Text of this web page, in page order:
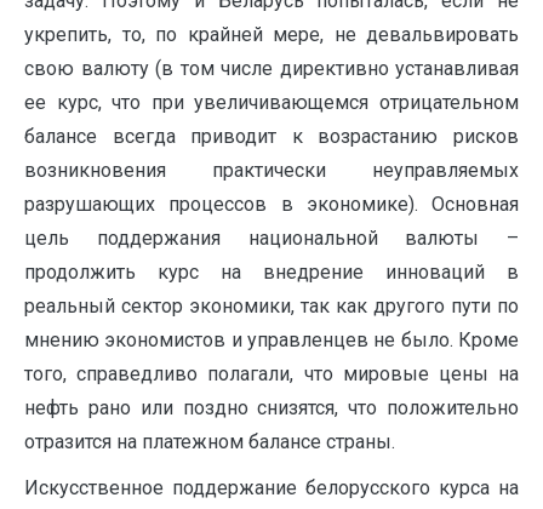
укрепить, то, по крайней мере, не девальвировать
свою валюту (в том числе директивно устанавливая
ее курс, что при увеличивающемся отрицательном
балансе всегда приводит к возрастанию рисков
возникновения практически неуправляемых
разрушающих процессов в экономике). Основная
цель поддержания национальной валюты –
продолжить курс на внедрение инноваций в
реальный сектор экономики, так как другого пути по
мнению экономистов и управленцев не было. Кроме
того, справедливо полагали, что мировые цены на
нефть рано или поздно снизятся, что положительно
отразится на платежном балансе страны.
Искусственное поддержание белорусского курса на